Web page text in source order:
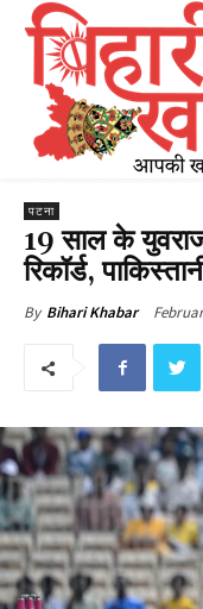
पटना
19 साल के
रिकॉर्ड,
By Bihari Khabar